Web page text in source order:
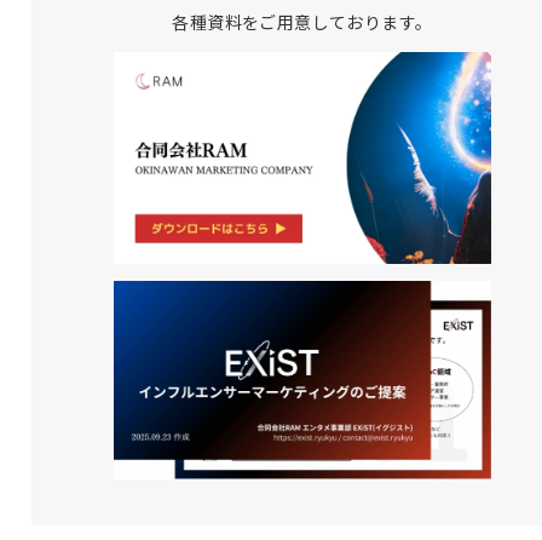
各種資料をご用意しております。